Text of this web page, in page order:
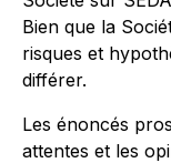
Bien que la
risques et
différer.
Les énoncés
attentes et les